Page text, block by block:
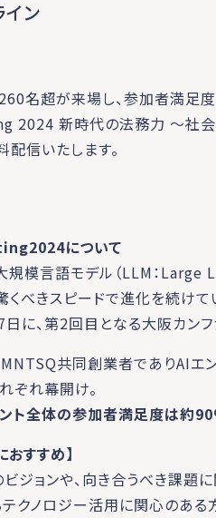
イン
名超が来場し、参加者満足
2024 新時代の法務力 ～社会
配信いたします。
について
模言語モデル（LLM：Large
くべきスピードで進化を続け
日に、第2回目となる大阪カン
MNTSQ共同創業者でありAI
ぞれ幕開け。
ト全体の参加者満足度は約
すすめ】
ジョンや、向き合うべき課題
クノロジー活用に関心のある